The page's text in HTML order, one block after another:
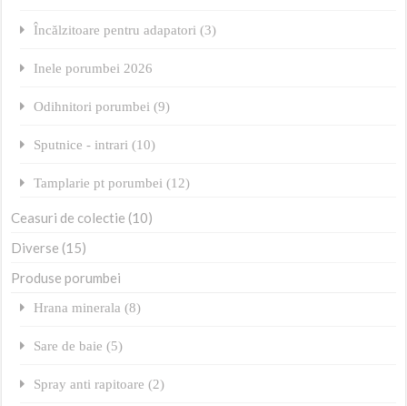
Încălzitoare pentru adapatori (3)
Inele porumbei 2026
Odihnitori porumbei (9)
Sputnice - intrari (10)
Tamplarie pt porumbei (12)
Ceasuri de colectie (10)
Diverse (15)
Produse porumbei
Hrana minerala (8)
Sare de baie (5)
Spray anti rapitoare (2)